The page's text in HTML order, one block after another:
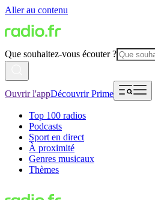
Aller au contenu
Que souhaitez-vous écouter ?
Ouvrir l'appDécouvrir Prime
Top 100 radios
Podcasts
Sport en direct
À proximité
Genres musicaux
Thèmes